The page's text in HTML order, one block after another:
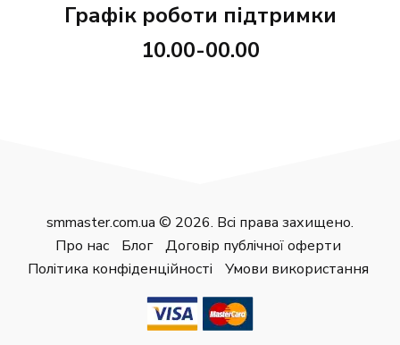
Графік роботи підтримки
10.00-00.00
smmaster.com.ua © 2026. Всі права захищено.
Про нас
Блог
Договір публічної оферти
Політика конфіденційності
Умови використання